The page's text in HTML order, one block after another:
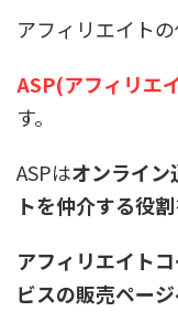
アフィリエイト
ASP(アフィリエ
す。
ASPはオンライン
トを仲介する役割
アフィリエイト
ビスの販売ペー